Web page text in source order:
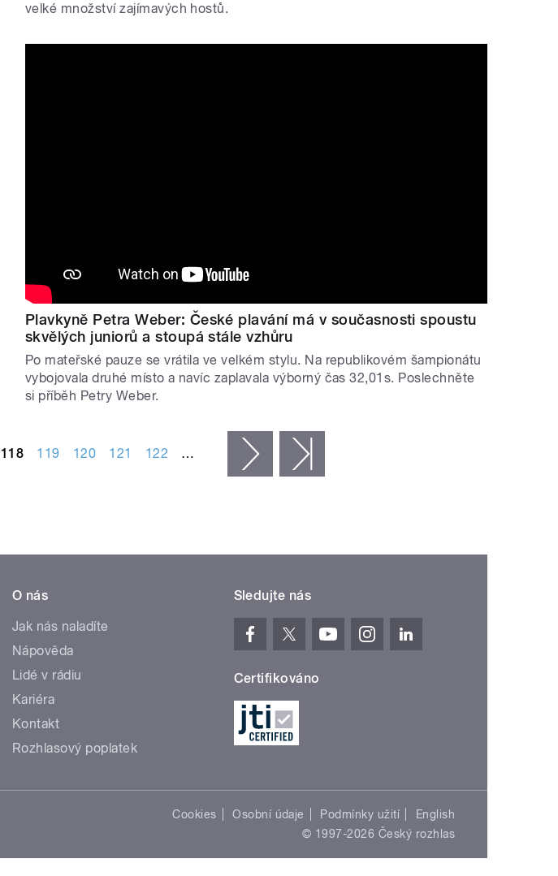
velké množství zajímavých hostů.
Plavkyně Petra Weber: České plavání má v současnosti spoustu
skvělých juniorů a stoupá stále vzhůru
Po mateřské pauze se vrátila ve velkém stylu. Na republikovém šampionátu
vybojovala druhé místo a navíc zaplavala výborný čas 32,01s. Poslechněte
si příběh Petry Weber.
118 119 120 121 122 … následující ›
O nás
Jak nás naladíte
Nápověda
Lidé v rádiu
Kariéra
Kontakt
Rozhlasový poplatek
Sledujte nás
Certifikováno
Cookies Osobní údaje Podmínky užití
English
© 1997-2026 Český rozhlas